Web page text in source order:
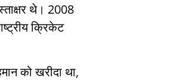
थे। 2008
क्रिकेट
को खरीदा था,